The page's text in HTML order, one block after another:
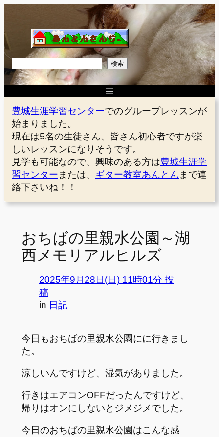
を
ス
キ
ッ
プ
索
検索
豊城生涯学習センターでのグループレッスンが
始まりました。
現在は5名の生徒さん、皆さん初心者ですが楽
しいレッスンになりそうです。
見学も可能なので、興味のある方は豊城生涯学
習センター または、 ギター教室あんとん まで連
絡下さいね！！
おちばの里親水公園～湖
西メモリアルヒルズ
2025年9月28日(日) 11時01分 投
稿
in 日記
今日もおちばの里親水公園にに行きまし
た。
涼しいんですけど、湿気がありました。
行きはエアコンOFFだったんですけど、
帰りはオンにしないとジメジメでした。
今日のおちばの里親水公園はこんな感